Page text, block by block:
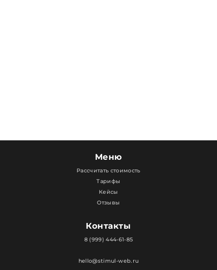
Меню
Рассчитать стоимость
Тарифы
Кейсы
Отзывы
Контакты
8 (999) 444-61-85
hello@stimul-web.ru